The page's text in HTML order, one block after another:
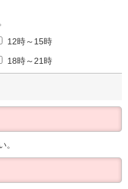
12時～15時
18時～21時
。